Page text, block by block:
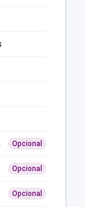
Opcional
Opcional
Opcional